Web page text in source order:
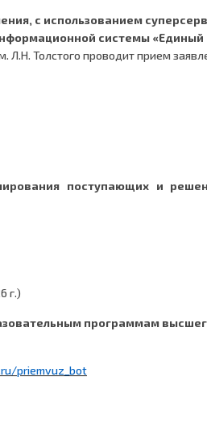
с использованием
системы «Единый
Л.Н. Толстого проводит прием
поступающих и
г.)
программам
ru/priemvuz bot